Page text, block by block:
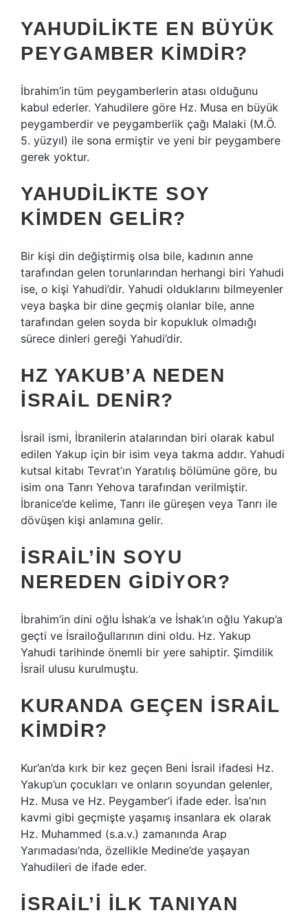
YAHUDILIKTE EN BÜYÜK
PEYGAMBER KIMDIR?
İbrahim’in tüm peygamberlerin atası olduğunu
kabul ederler. Yahudilere göre Hz. Musa en büyük
peygamberdir ve peygamberlik çağı Malaki (M.Ö.
5. yüzyıl) ile sona ermiştir ve yeni bir peygambere
gerek yoktur.
YAHUDILIKTE SOY
KIMDEN GELIR?
Bir kişi din değiştirmiş olsa bile, kadının anne
tarafından gelen torunlarından herhangi biri Yahudi
ise, o kişi Yahudi’dir. Yahudi olduklarını bilmeyenler
veya başka bir dine geçmiş olanlar bile, anne
tarafından gelen soyda bir kopukluk olmadığı
sürece dinleri gereği Yahudi’dir.
HZ YAKUB’A NEDEN
İSRAIL DENIR?
İsrail ismi, İbranilerin atalarından biri olarak kabul
edilen Yakup için bir isim veya takma addır. Yahudi
kutsal kitabı Tevrat’ın Yaratılış bölümüne göre, bu
isim ona Tanrı Yehova tarafından verilmiştir.
İbranice’de kelime, Tanrı ile güreşen veya Tanrı ile
dövüşen kişi anlamına gelir.
İSRAIL’IN SOYU
NEREDEN GIDIYOR?
İbrahim’in dini oğlu İshak’a ve İshak’ın oğlu Yakup’a
geçti ve İsrailoğullarının dini oldu. Hz. Yakup
Yahudi tarihinde önemli bir yere sahiptir. Şimdilik
İsrail ulusu kurulmuştu.
KURANDA GEÇEN İSRAIL
KIMDIR?
Kur’an’da kırk bir kez geçen Beni İsrail ifadesi Hz.
Yakup’un çocukları ve onların soyundan gelenler,
Hz. Musa ve Hz. Peygamber’i ifade eder. İsa’nın
kavmi gibi geçmişte yaşamış insanlara ek olarak
Hz. Muhammed (s.a.v.) zamanında Arap
Yarımadası’nda, özellikle Medine’de yaşayan
Yahudileri de ifade eder.
İSRAIL’I ILK TANIYAN